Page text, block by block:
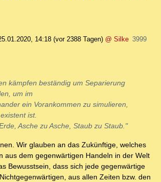
14:18 (vor 2388 Tagen) @ Silke 3999
kämpfen beständig um Separierung
um im
ein Vorankommen zu simulieren,
ist.
Asche zu Asche, Staub zu Staub."
Wir glauben an das Zukünftige, welches
aus dem gegenwärtigen Handeln in der Welt
Bewusstsein, dass sich jede gegenwärtige
aus allen Zeiten bzw. den